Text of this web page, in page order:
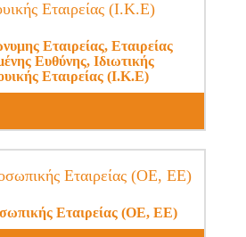
Εταιρείας, Εταιρείας
Ευθύνης, Ιδιωτικής
Εταιρείας (Ι.Κ.Ε)
Εταιρείας (ΟΕ, ΕΕ)